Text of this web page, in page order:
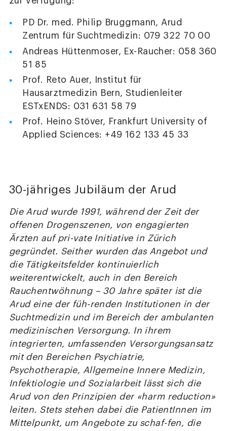
PD Dr. med. Philip Bruggmann, Arud
Zentrum für Suchtmedizin: 079 322 70 00
Andreas Hüttenmoser, Ex-Raucher: 058 360
51 85
Prof. Reto Auer, Institut für
Hausarztmedizin Bern, Studienleiter
ESTxENDS: 031 631 58 79
Prof. Heino Stöver, Frankfurt University of
Applied Sciences: +49 162 133 45 33
30-jähriges Jubiläum der Arud
Die Arud wurde 1991, während der Zeit der
offenen Drogenszenen, von engagierten
Ärzten auf pri-vate Initiative in Zürich
gegründet. Seither wurden das Angebot und
die Tätigkeitsfelder kontinuierlich
weiterentwickelt, auch in den Bereich
Rauchentwöhnung – 30 Jahre später ist die
Arud eine der füh-renden Institutionen in der
Suchtmedizin und im Bereich der ambulanten
medizinischen Versorgung. In ihrem
integrierten, umfassenden Versorgungsansatz
mit den Bereichen Psychiatrie,
Psychotherapie, Allgemeine Innere Medizin,
Infektiologie und Sozialarbeit lässt sich die
Arud von den Prinzipien der «harm reduction»
leiten. Stets stehen dabei die PatientInnen im
Mittelpunkt, um Angebote zu schaf-fen, die